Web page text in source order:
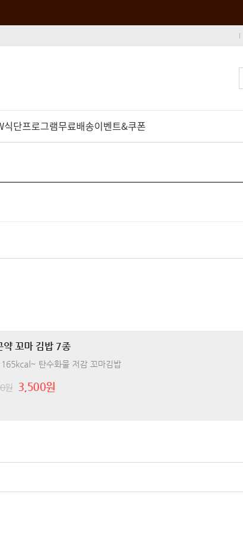
식단프로그램무료배송이벤트&쿠폰
꼬마 김밥 7종
탄수화물 저감 꼬마김밥
원 3,500원